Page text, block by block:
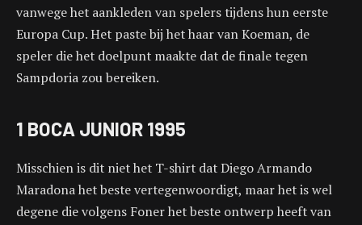
vanwege het aankleden van spelers tijdens hun eerste
Europa Cup. Het paste bij het haar van Koeman, de
speler die het doelpunt maakte dat de finale tegen
Sampdoria zou bereiken.
1 BOCA JUNIOR 1995
Misschien is dit niet het T-shirt dat Diego Armando
Maradona het beste vertegenwoordigt, maar het is wel
degene die volgens Foner het beste ontwerp heeft van